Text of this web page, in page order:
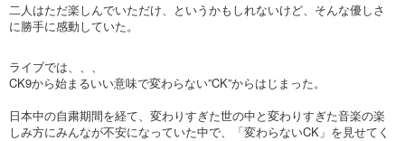
二人はただ楽しんでいただけ、というかもしれないけど、そんな優しさ
に勝手に感動していた。
ライブでは、、、
CK9から始まるいい意味で変わらない”CK”からはじまった。
日本中の自粛期間を経て、変わりすぎた世の中と変わりすぎた音楽の楽
しみ方にみんなが不安になっていた中で、「変わらないCK」を見せてく